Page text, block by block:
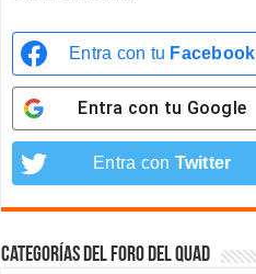
Entra con tu Facebook
Entra con tu Google
Entra con Twitter
Categorías del foro del Quad